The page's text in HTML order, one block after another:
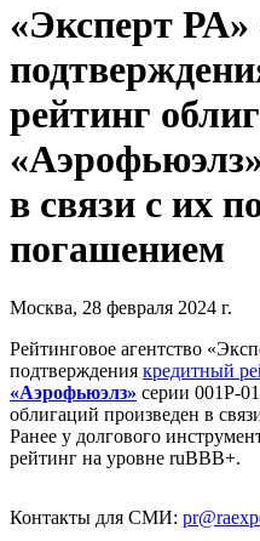
«Эксперт РА»
рейтинг
в связи с их
погашением
Москва, 28 февраля 2024 г.
Рейтинговое агентство
подтверждения кредитный
«Аэрофьюэлз» серии 001Р-
облигаций произведен в
Ранее у долгового
рейтинг на уровне ruBBB+.
Контакты для СМИ: